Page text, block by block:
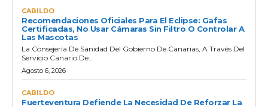
CABILDO
Recomendaciones Oficiales Para El Eclipse: Gafas
Certificadas, No Usar Cámaras Sin Filtro O Controlar A
Las Mascotas
La Consejería De Sanidad Del Gobierno De Canarias, A Través Del
Servicio Canario De...
Agosto 6, 2026
CABILDO
Fuerteventura Defiende La Necesidad De Reforzar La